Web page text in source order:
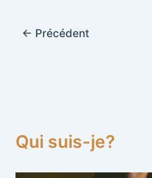
← Précédent
Qui suis-je?